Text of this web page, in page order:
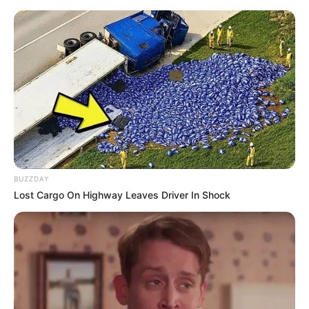
19 Pontos de Crochê Para Blusas
que Você Precisa Aprender
BUZZDAY
Lost Cargo On Highway Leaves Driver In Shock